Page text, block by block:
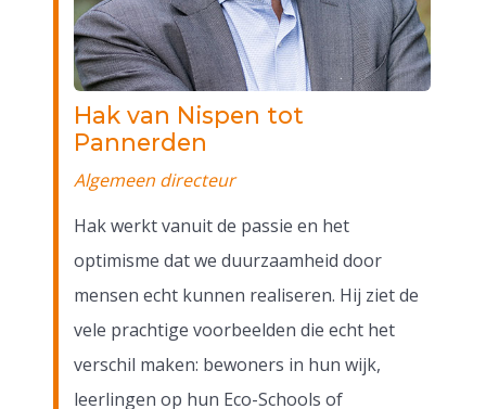
Hak van Nispen tot
Pannerden
Algemeen directeur
Hak werkt vanuit de passie en het
optimisme dat we duurzaamheid door
mensen echt kunnen realiseren. Hij ziet de
vele prachtige voorbeelden die echt het
verschil maken: bewoners in hun wijk,
leerlingen op hun Eco-Schools of